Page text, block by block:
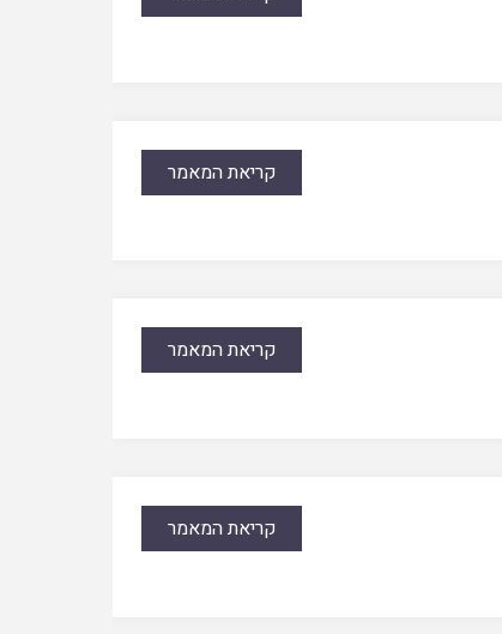
קריאת המאמר
קריאת המאמר
קריאת המאמר